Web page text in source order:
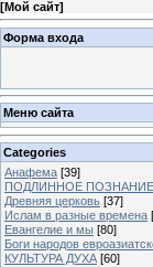
[Мой сайт]
Форма входа
Меню сайта
Categories
Анафема [39]
ПОДЛИННОЕ
Древняя церковь [37]
Ислам в разные времена
Евангелие и мы [80]
Боги народов
КУЛЬТУРА ДУХА [60]